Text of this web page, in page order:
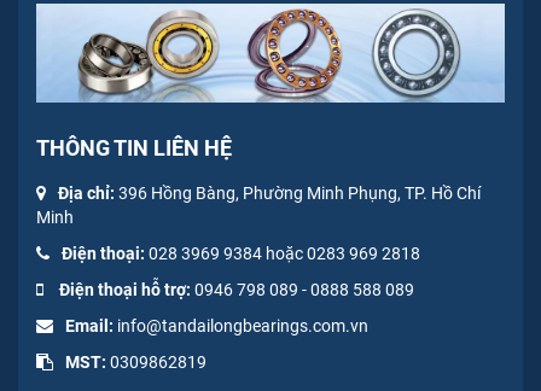
THÔNG TIN LIÊN HỆ
Địa chỉ: 396 Hồng Bàng, Phường Minh Phụng, TP. Hồ Chí
Minh
Điện thoại: 028 3969 9384 hoặc 0283 969 2818
Điện thoại hỗ trợ: 0946 798 089 -0888 588 089
Email: info@tandailongbearings.com.vn
MST: 0309862819